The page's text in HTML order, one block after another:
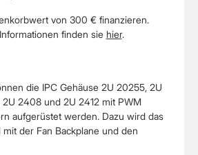
die IPC Gehäuse 2U 20255, 2U
2408 und 2U 2412 mit PWM
aufgerüstet werden. Dazu wird das
der Fan Backplane und den
von 300 € finanzieren.
finden sie hier.